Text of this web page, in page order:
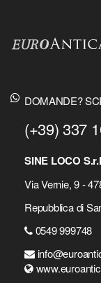
DOMANDE?
(+39) 337
SINE LOCO
Via Vernie, 9 -
Repubblica di
0549 999748